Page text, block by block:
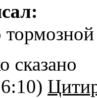
тормозной
сказано